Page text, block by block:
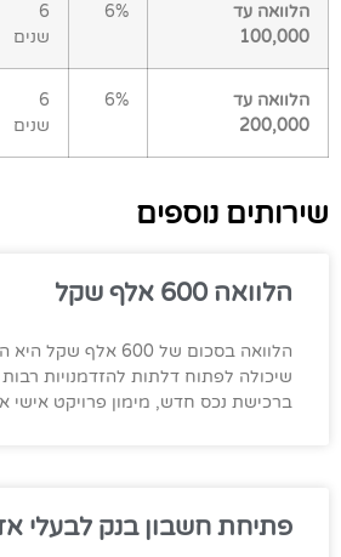
הלוואה עד
100,000
6%
6
שנים
הלוואה עד
200,000
6%
6
שנים
שירותים נוספים
הלוואה 600 אלף שקל
הלוואה בסכום של 600
שיכולה לפתוח דלתות להזדמנויות
ברכישת נכס חדש, מימון פרויקט אישי
פתיחת חשבון בנק לבעלי